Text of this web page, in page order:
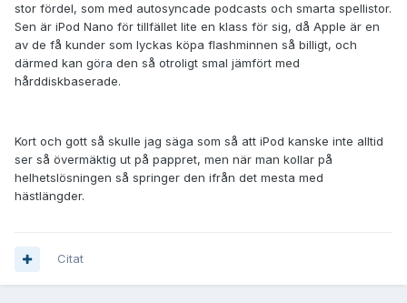
stor fördel, som med autosyncade podcasts och smarta spellistor.
Sen är iPod Nano för tillfället lite en klass för sig, då Apple är en
av de få kunder som lyckas köpa flashminnen så billigt, och
därmed kan göra den så otroligt smal jämfört med
hårddiskbaserade.
Kort och gott så skulle jag säga som så att iPod kanske inte alltid
ser så övermäktig ut på pappret, men när man kollar på
helhetslösningen så springer den ifrån det mesta med
hästlängder.
Citat